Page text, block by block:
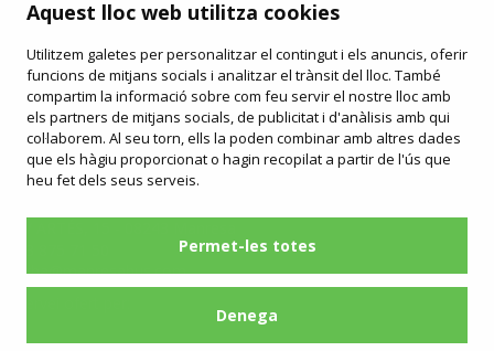
Aquest lloc web utilitza cookies
Utilitzem galetes per personalitzar el contingut i els anuncis, oferir
funcions de mitjans socials i analitzar el trànsit del lloc. També
compartim la informació sobre com feu servir el nostre lloc amb
els partners de mitjans socials, de publicitat i d'anàlisis amb qui
col·laborem. Al seu torn, ells la poden combinar amb altres dades
que els hàgiu proporcionat o hagin recopilat a partir de l'ús que
heu fet dels seus serveis.
Permet-les totes
Denega
FAQ/Drets i deures/Carta de serveis /Enllaços d'interès/
Objectes perduts /Ofertes de feina/Informació publicitat
Contacta
urba@manresabus.com
Segueix-nos